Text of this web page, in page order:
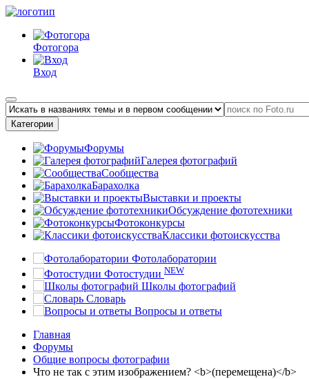
Фотогора
Вход
Категории
Форумы
Галерея фотографий
Сообщества
Барахолка
Выставки и проекты
Обсуждение фототехники
Фотоконкурсы
Классики фотоискусства
Фотолаборатории
Фотостудии NEW
Школы фотографий
Словарь
Вопросы и ответы
Главная
Форумы
Общие вопросы фотографии
Что не так с этим изображением? <b>(перемещена)</b>